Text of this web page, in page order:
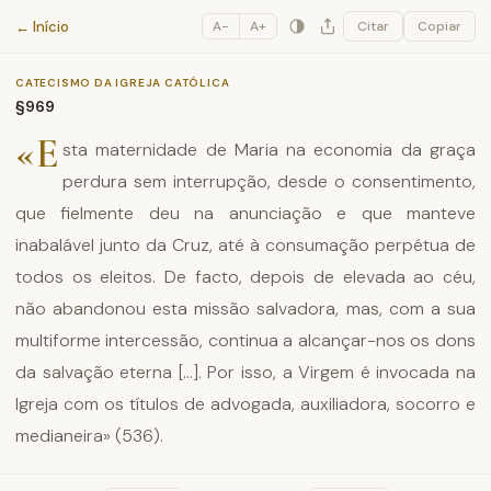
Catecismo da Igreja Católica
← Início A− A+ Citar Copiar
CATECISMO DA IGREJA CATÓLICA
§969
«E sta maternidade de Maria na economia da graça
perdura sem interrupção, desde o consentimento,
que fielmente deu na anunciação e que manteve
inabalável junto da Cruz, até à consumação perpétua de
todos os eleitos. De facto, depois de elevada ao céu,
não abandonou esta missão salvadora, mas, com a sua
multiforme intercessão, continua a alcançar-nos os dons
da salvação eterna [...]. Por isso, a Virgem é invocada na
Igreja com os títulos de advogada, auxiliadora, socorro e
medianeira» (536).